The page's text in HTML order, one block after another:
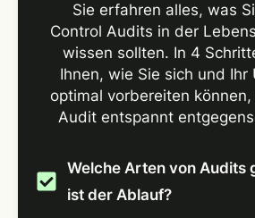
Sie erfahren alles, was
Control Audits in der
wissen sollten. In 4
Ihnen, wie Sie sich und Ihr
optimal vorbereiten
Audit entspannt
Welche Arten von Audits
ist der Ablauf?